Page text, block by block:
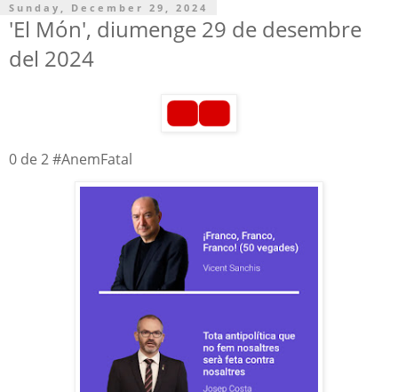
Sunday, December 29, 2024
'El Món', diumenge 29 de desembre
del 2024
0 de 2 #AnemFatal